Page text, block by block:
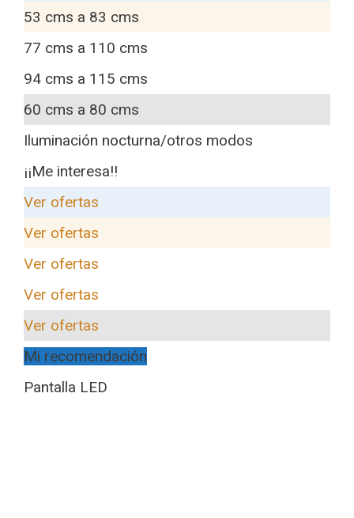
53 cms a 83 cms
77 cms a 110 cms
94 cms a 115 cms
60 cms a 80 cms
Iluminación nocturna/otros modos
¡¡Me interesa!!
Ver ofertas
Ver ofertas
Ver ofertas
Ver ofertas
Ver ofertas
Mi recomendación
Pantalla LED